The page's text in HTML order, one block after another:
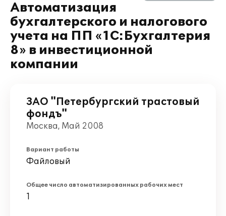
Автоматизация
бухгалтерского и налогового
учета на ПП «1С:Бухгалтерия
8» в инвестиционной
компании
ЗАО "Петербургский трастовый
фондъ"
Москва, Май 2008
Вариант работы
Файловый
Общее число автоматизированных рабочих мест
1